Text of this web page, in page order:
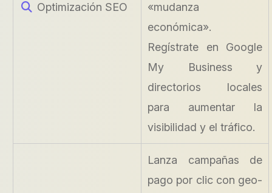
Optimización SEO
«mudanza
económica».
Regístrate en Google
My Business y
directorios locales
para aumentar la
visibilidad y el tráfico.
Lanza campañas de
pago por clic con geo-